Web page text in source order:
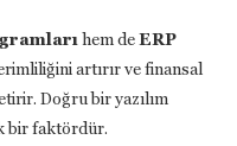
hem deERP
artırır ve finansal
Doğru bir yazılım
bir faktördür.